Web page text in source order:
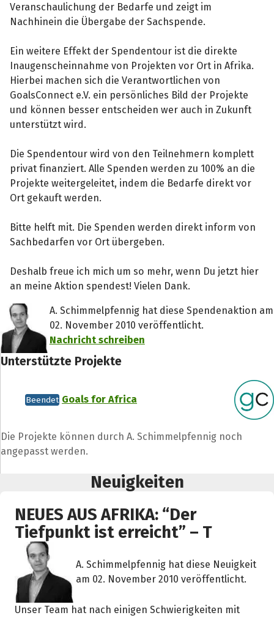
Veranschaulichung der Bedarfe und zeigt im
Nachhinein die Übergabe der Sachspende.
Ein weitere Effekt der Spendentour ist die direkte
Inaugenscheinnahme von Projekten vor Ort in Afrika.
Hierbei machen sich die Verantwortlichen von
GoalsConnect e.V. ein persönliches Bild der Projekte
und können besser entscheiden wer auch in Zukunft
unterstützt wird.
Die Spendentour wird von den Teilnehmern komplett
privat finanziert. Alle Spenden werden zu 100% an die
Projekte weitergeleitet, indem die Bedarfe direkt vor
Ort gekauft werden.
Bitte helft mit. Die Spenden werden direkt inform von
Sachbedarfen vor Ort übergeben.
Deshalb freue ich mich um so mehr, wenn Du jetzt hier
an meine Aktion spendest! Vielen Dank.
A. Schimmelpfennig hat diese Spendenaktion am
02. November 2010 veröffentlicht.
Nachricht schreiben
Unterstützte Projekte
Beendet Goals for Africa
Die Projekte können durch A. Schimmelpfennig noch
angepasst werden.
Neuigkeiten
NEUES AUS AFRIKA: “Der
Tiefpunkt ist erreicht” – T
A. Schimmelpfennig hat diese Neuigkeit
am 02. November 2010 veröffentlicht.
Unser Team hat nach einigen Schwierigkeiten mit